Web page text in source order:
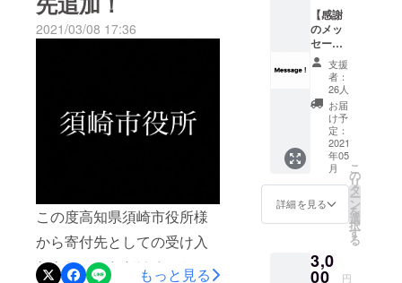
材もあり、近日高知県の新
聞に記載されるかもで
金額を寄付できました。寄
通して様々な経験をさせて
いただき、様々な人との出
会いがありました。これか
この活動を行い得られるも
のは金額では表せれないも
したが皆様からいただいた
金額から諸経費を引いた金
るかはこれから自治体と話
し合う予定となっておりま
す。必ず、命に関わるもの
2021/03/08 17:36
この度高知県須崎市役所様
から寄付先としての受け入
れをしていただけることに
もっと見る
も大好き。
SNSでは社
会問題に関
して発信を
することが
多い。
(Instagram:
bakabonday
o)
大学では主
に社会科
を勉強して
【感謝
のメッ
セー
ジ・オ
リジナ
ルス
テッ
カー】
感謝を
込めた
メッ
セージ
を送ら
せてい
ただき
ます。
ザイン
したオ
支援
者：
26人
お届
け予
定：
2021
年05
月
詳細を見る
こ
の
リ
タ
ー
ン
を
選
択
す
る
3,0
00 円